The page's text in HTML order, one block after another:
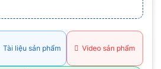
Tài liệu sản phẩm Video sản phẩm